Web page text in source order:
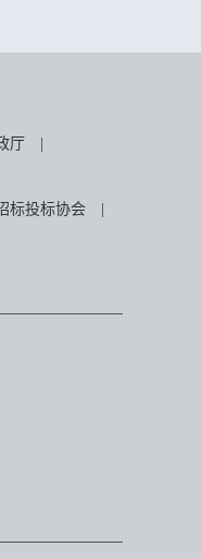
厅
标投标协会